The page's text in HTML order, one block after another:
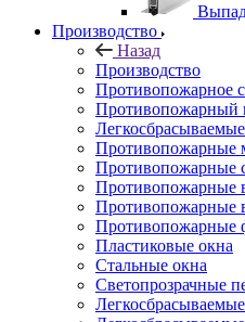
Производство
Назад
Производство
Противопожарное
Противопожарный
Противопожарные
Противопожарные
Противопожарные
Противопожарные
Противопожарные
Пластиковые окна
Стальные окна
Светопрозрачные